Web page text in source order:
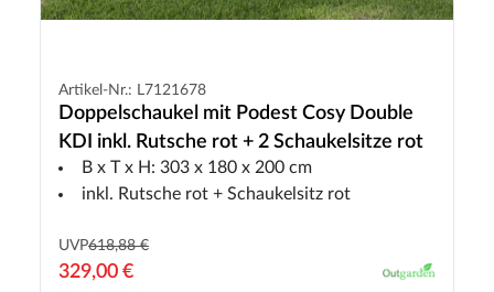
Artikel-Nr.: L7121678
Doppelschaukel mit Podest Cosy Double
KDI inkl. Rutsche rot + 2 Schaukelsitze rot
B x T x H: 303 x 180 x 200 cm
inkl. Rutsche rot + Schaukelsitz rot
UVP618,88 €
329,00 €